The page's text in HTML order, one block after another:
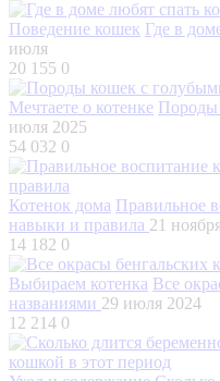
Поведение кошек Где в
июля
20 155 0
Мечтаете о котенке Породы
июля 2025
54 032 0
Котенок дома Правильное
навыки и правила 21
14 182 0
Выбираем котенка Все
названиями 29 июля 2024
12 214 0